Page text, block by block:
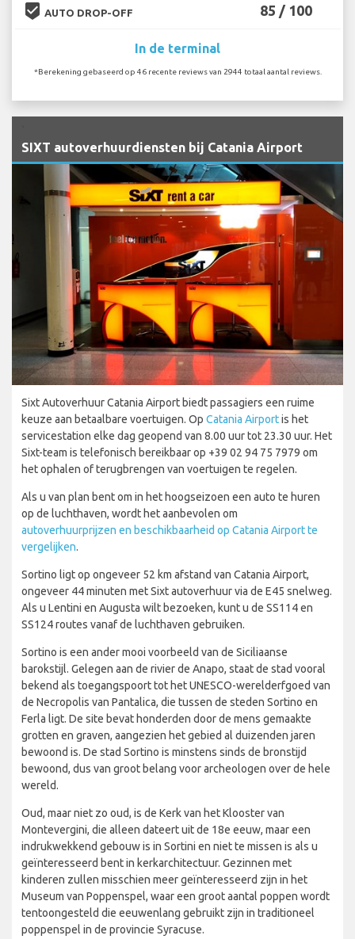
beenhere AUTO DROP-OFF 85 / 100
In de terminal
*Berekening gebaseerd op 46 recente reviews van 2944 totaal aantal reviews.
SIXT autoverhuurdiensten bij Catania Airport
Sixt Autoverhuur Catania Airport biedt passagiers een ruime
keuze aan betaalbare voertuigen. Op Catania Airportis het
servicestation elke dag geopend van 8.00 uur tot 23.30 uur. Het
Sixt-team is telefonisch bereikbaar op +39 02 94 75 7979 om
het ophalen of terugbrengen van voertuigen te regelen.
Als u van plan bent om in het hoogseizoen een auto te huren
op de luchthaven, wordt het aanbevolen om
autoverhuurprijzen en beschikbaarheid op Catania Airport te
vergelijken.
Sortino ligt op ongeveer 52 km afstand van Catania Airport,
ongeveer 44 minuten met Sixt autoverhuur via de E45 snelweg.
Als u Lentini en Augusta wilt bezoeken, kunt u de SS114 en
SS124 routes vanaf de luchthaven gebruiken.
Sortino is een ander mooi voorbeeld van de Siciliaanse
barokstijl. Gelegen aan de rivier de Anapo, staat de stad vooral
bekend als toegangspoort tot het UNESCO-werelderfgoed van
de Necropolis van Pantalica, die tussen de steden Sortino en
Ferla ligt. De site bevat honderden door de mens gemaakte
grotten en graven, aangezien het gebied al duizenden jaren
bewoond is. De stad Sortino is minstens sinds de bronstijd
bewoond, dus van groot belang voor archeologen over de hele
wereld.
Oud, maar niet zo oud, is de Kerk van het Klooster van
Montevergini, die alleen dateert uit de 18e eeuw, maar een
indrukwekkend gebouw is in Sortini en niet te missen is als u
geïnteresseerd bent in kerkarchitectuur. Gezinnen met
kinderen zullen misschien meer geïnteresseerd zijn in het
Museum van Poppenspel, waar een groot aantal poppen wordt
tentoongesteld die eeuwenlang gebruikt zijn in traditioneel
poppenspel in de provincie Syracuse.